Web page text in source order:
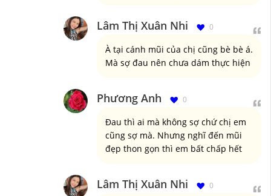
Lâm Thị Xuân Nhi 0
À tại cánh mũi của chị cũng bè bè á.
Mà sợ đau nên chưa dám thực hiện
Phương Anh 0
Đau thì ai mà không sợ chứ chị em
cũng sợ mà. Nhưng nghĩ đến mũi
đẹp thon gọn thì em bất chấp hết
Lâm Thị Xuân Nhi 0